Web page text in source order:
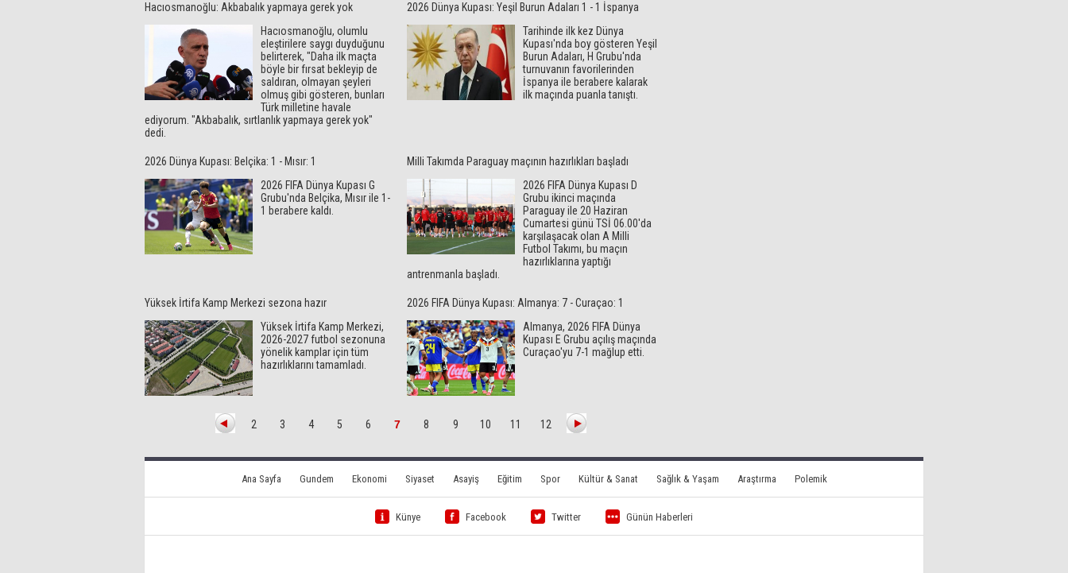
Hacıosmanoğlu: Akbabalık yapmaya gerek yok
Hacıosmanoğlu, olumlu
eleştirilere saygı duyduğunu
belirterek, "Daha ilk maçta
böyle bir fırsat bekleyip de
saldıran, olmayan şeyleri
olmuş gibi gösteren, bunları
Türk milletine havale
ediyorum. "Akbabalık, sırtlanlık yapmaya gerek yok"
dedi.
2026 Dünya Kupası: Yeşil Burun Adaları 1 - 1 İspanya
Tarihinde ilk kez Dünya
Kupası'nda boy gösteren Yeşil
Burun Adaları, H Grubu'nda
turnuvanın favorilerinden
İspanya ile berabere kalarak
ilk maçında puanla tanıştı.
2026 Dünya Kupası: Belçika: 1 - Mısır: 1
2026 FIFA Dünya Kupası G
Grubu'nda Belçika, Mısır ile 1-
1 berabere kaldı.
Milli Takımda Paraguay maçının hazırlıkları başladı
2026 FIFA Dünya Kupası D
Grubu ikinci maçında
Paraguay ile 20 Haziran
Cumartesi günü TSİ 06.00'da
karşılaşacak olan A Milli
Futbol Takımı, bu maçın
hazırlıklarına yaptığı
antrenmanla başladı.
Yüksek İrtifa Kamp Merkezi sezona hazır
Yüksek İrtifa Kamp Merkezi,
2026-2027 futbol sezonuna
yönelik kamplar için tüm
hazırlıklarını tamamladı.
2026 FIFA Dünya Kupası: Almanya: 7 - Curaçao: 1
Almanya, 2026 FIFA Dünya
Kupası E Grubu açılış maçında
Curaçao'yu 7-1 mağlup etti.
2 3 4 5 6 7 8 9 10 11 12
Ana Sayfa Gundem Ekonomi Siyaset Asayiş Eğitim Spor Kültür & Sanat Sağlık & Yaşam Araştırma Polemik
Künye Facebook Twitter Günün Haberleri